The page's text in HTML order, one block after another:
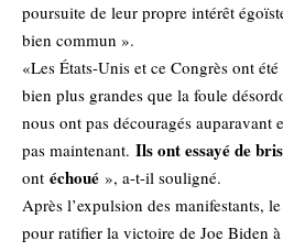
poursuite de leur propre intérêt
bien commun ».
«Les États-Unis et ce Congrès ont
bien plus grandes que la foule
nous ont pas découragés auparavant
pas maintenant. Ils ont essayé de
ont échoué », a-t-il souligné.
Après l’expulsion des manifestants,
pour ratifier la victoire de Joe Biden